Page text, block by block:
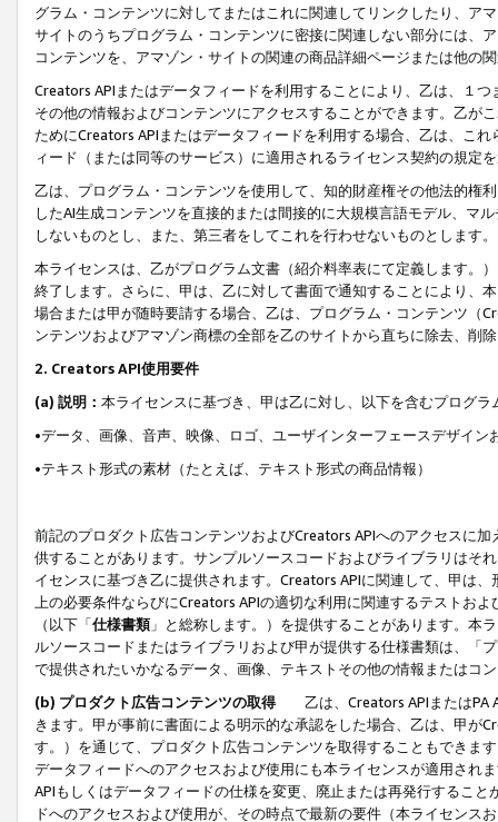
グラム・コンテンツに対してまたはこれに関連してリンクしたり、ア
サイトのうちプログラム・コンテンツに密接に関連しない部分には、
コンテンツを、アマゾン・サイトの関連の商品詳細ページまたは他の
Creators APIまたはデータフィードを利用することにより、乙は、１
その他の情報およびコンテンツにアクセスすることができます。乙が
ためにCreators APIまたはデータフィードを利用する場合、乙は、こ
ィード（または同等のサービス）に適用されるライセンス契約の規定
乙は、プログラム・コンテンツを使用して、知的財産権その他法的権
したAI生成コンテンツを直接的または間接的に大規模言語モデル、マ
しないものとし、また、第三者をしてこれを行わせないものとします。
本ライセンスは、乙がプログラム文書（紹介料率表にて定義します。
終了します。さらに、甲は、乙に対して書面で通知することにより、
場合または甲が随時要請する場合、乙は、プログラム・コンテンツ（
ンテンツおよびアマゾン商標の全部を乙のサイトから直ちに除去、削
2. Creators API使用要件
(a) 説明： 本ライセンスに基づき、甲は乙に対し、以下を含むプログ
•データ、画像、音声、映像、ロゴ、ユーザインターフェースデザイ
•テキスト形式の素材（たとえば、テキスト形式の商品情報）
前記のプロダクト広告コンテンツおよびCreators APIへのアクセスに
供することがあります。サンプルソースコードおよびライブラリはそ
イセンスに基づき乙に提供されます。Creators APIに関連して、甲は
上の必要条件ならびにCreators APIの適切な利用に関連するテストお
（以下「仕様書類」と総称します。）を提供することがあります。本
ルソースコードまたはライブラリおよび甲が提供する仕様書類は、「
で提供されたいかなるデータ、画像、テキストその他の情報またはコ
(b) プロダクト広告コンテンツの取得
乙は、Creators APIまたはPA
きます。甲が事前に書面による明示的な承認をした場合、乙は、甲が
す。）を通じて、プロダクト広告コンテンツを取得することもできま
データフィードへのアクセスおよび使用にも本ライセンスが適用され
APIもしくはデータフィードの仕様を変更、廃止または再発行するこ
ドへのアクセスおよび使用が、その時点で最新の要件（本ライセン